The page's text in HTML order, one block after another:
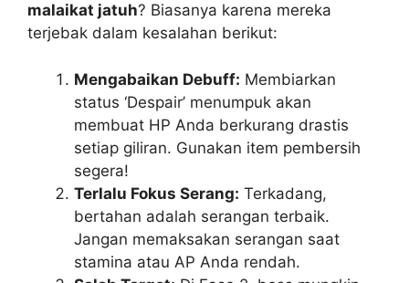
malaikat jatuh? Biasanya karena mereka
terjebak dalam kesalahan berikut:
Mengabaikan Debuff: Membiarkan
status ‘Despair’ menumpuk akan
membuat HP Anda berkurang drastis
setiap giliran. Gunakan item pembersih
segera!
Terlalu Fokus Serang: Terkadang,
bertahan adalah serangan terbaik.
Jangan memaksakan serangan saat
stamina atau AP Anda rendah.